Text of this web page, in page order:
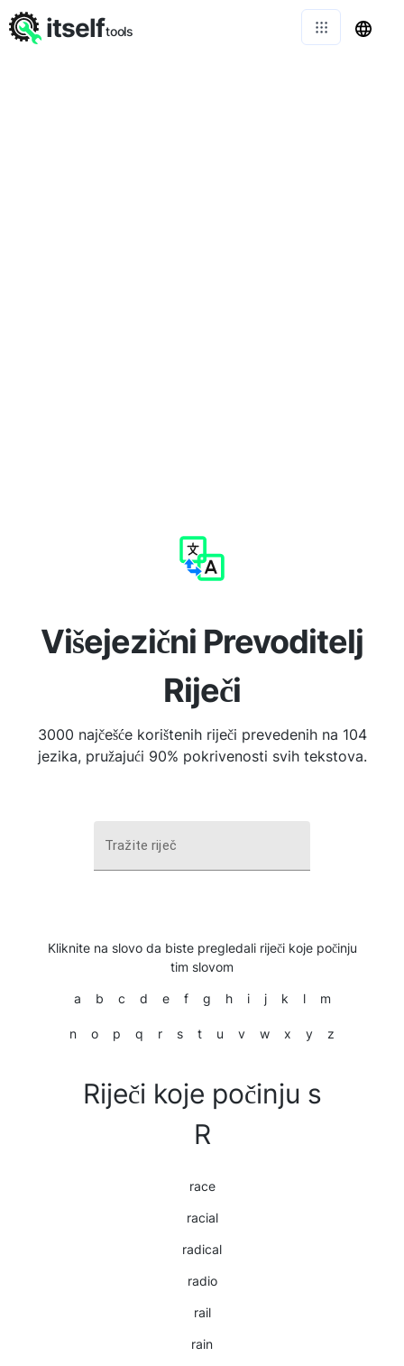
Višejezični Prevoditelj
Riječi
3000 najčešće korištenih riječi prevedenih na 104
jezika, pružajući 90% pokrivenosti svih tekstova.
Tražite riječ
Kliknite na slovo da biste pregledali riječi koje počinju
tim slovom
a b c d e f g h i j k l m
n o p q r s t u v w x y z
Riječi koje počinju s
R
race
racial
radical
radio
rail
rain
itselftools